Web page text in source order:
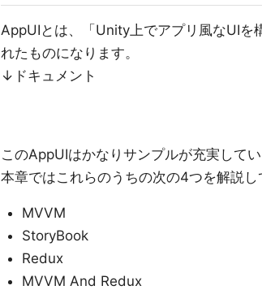
AppUIとは、「Unity上でアプリ風なUIを
れたものになります。
↓ドキュメント
このAppUIはかなりサンプルが充実してい
本章ではこれらのうちの次の4つを解説し
MVVM
StoryBook
Redux
MVVM And Redux